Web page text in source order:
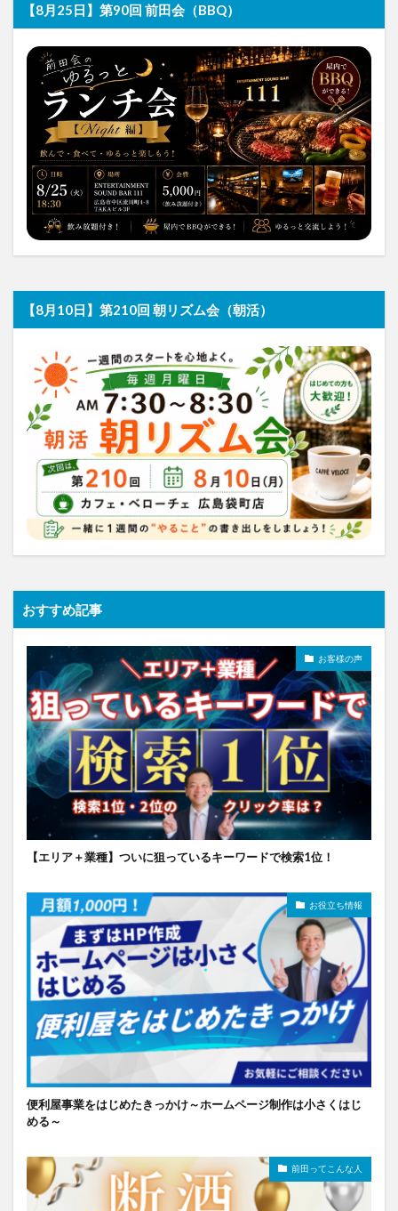
【8月25日】第90回 前田会（BBQ）
【8月10日】第210回 朝リズム会（朝活）
おすすめ記事
お客様の声
【エリア＋業種】ついに狙っているキーワードで検索1位！
お役立ち情報
便利屋事業をはじめたきっかけ～ホームページ制作は小さくはじ
める～
前田ってこんな人